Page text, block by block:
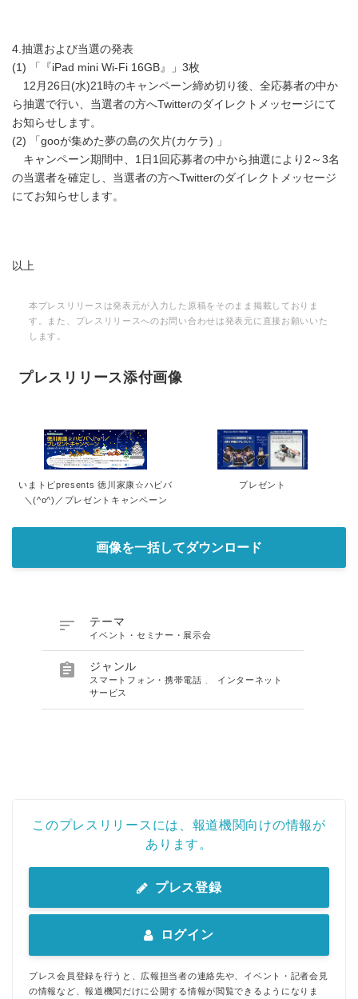
4.抽選および当選の発表
(1) 「『iPad mini Wi-Fi 16GB』」3枚
12月26日(水)21時のキャンペーン締め切り後、全応募者の中か
ら抽選で行い、当選者の方へTwitterのダイレクトメッセージにて
お知らせします。
(2) 「gooが集めた夢の島の欠片(カケラ) 」
キャンペーン期間中、1日1回応募者の中から抽選により2～3名
の当選者を確定し、当選者の方へTwitterのダイレクトメッセージ
にてお知らせします。
以上
本プレスリリースは発表元が入力した原稿をそのまま掲載しておりま
す。また、プレスリリースへのお問い合わせは発表元に直接お願いいた
します。
プレスリリース添付画像
いまトピpresents 徳川家康☆ハピバ
＼(^o^)／プレゼントキャンペーン
プレゼント
画像を一括してダウンロード
 テーマ
イベント・セミナー・展示会
 ジャンル
スマートフォン・携帯電話
インターネット
サービス
このプレスリリースには、報道機関向けの情報が
あります。
プレス登録
ログイン
プレス会員登録を行うと、広報担当者の連絡先や、イベント・記者会見
の情報など、報道機関だけに公開する情報が閲覧できるようになりま